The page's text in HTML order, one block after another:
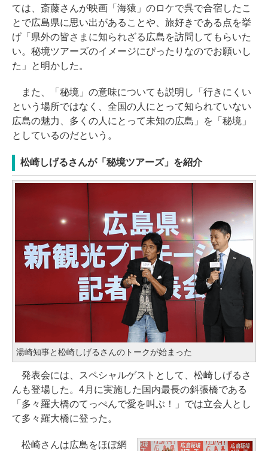
ては、斎藤さんが映画「海猿」のロケで呉で合宿したこ
とで広島県に思い出があることや、旅好きである点を挙
げ「県外の皆さまに知られざる広島を訪問してもらいた
い。秘境ツアーズのイメージにぴったりなのでお願いし
た」と明かした。
また、「秘境」の意味についても説明し「行きにくい
という場所ではなく、全国の人にとって知られていない
広島の魅力、多くの人にとって未知の広島」を「秘境」
としているのだという。
松崎しげるさんが「秘境ツアーズ」を紹介
湯崎知事と松崎しげるさんのトークが始まった
発表会には、スペシャルゲストとして、松崎しげるさ
んも登場した。4月に実施した国内最長の斜張橋である
「多々羅大橋のてっぺんで愛を叫ぶ！」では立会人とし
て多々羅大橋に登った。
松崎さんは広島をほぼ網